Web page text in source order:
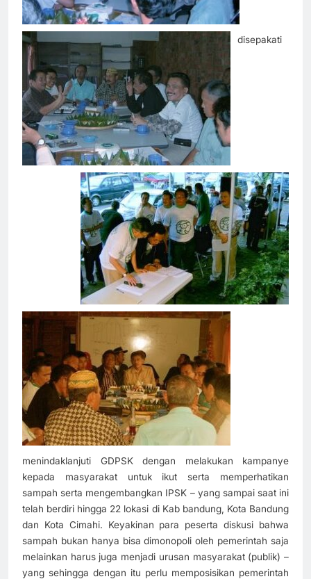
disepakati
menindaklanjuti GDPSK dengan melakukan kampanye
kepada masyarakat untuk ikut serta memperhatikan
sampah serta mengembangkan IPSK – yang sampai saat ini
telah berdiri hingga 22 lokasi di Kab bandung, Kota Bandung
dan Kota Cimahi. Keyakinan para peserta diskusi bahwa
sampah bukan hanya bisa dimonopoli oleh pemerintah saja
melainkan harus juga menjadi urusan masyarakat (publik) –
yang sehingga dengan itu perlu memposisikan pemerintah